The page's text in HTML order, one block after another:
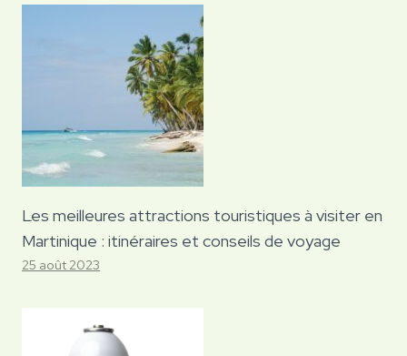
Les meilleures attractions touristiques à visiter en
Martinique : itinéraires et conseils de voyage
25 août 2023